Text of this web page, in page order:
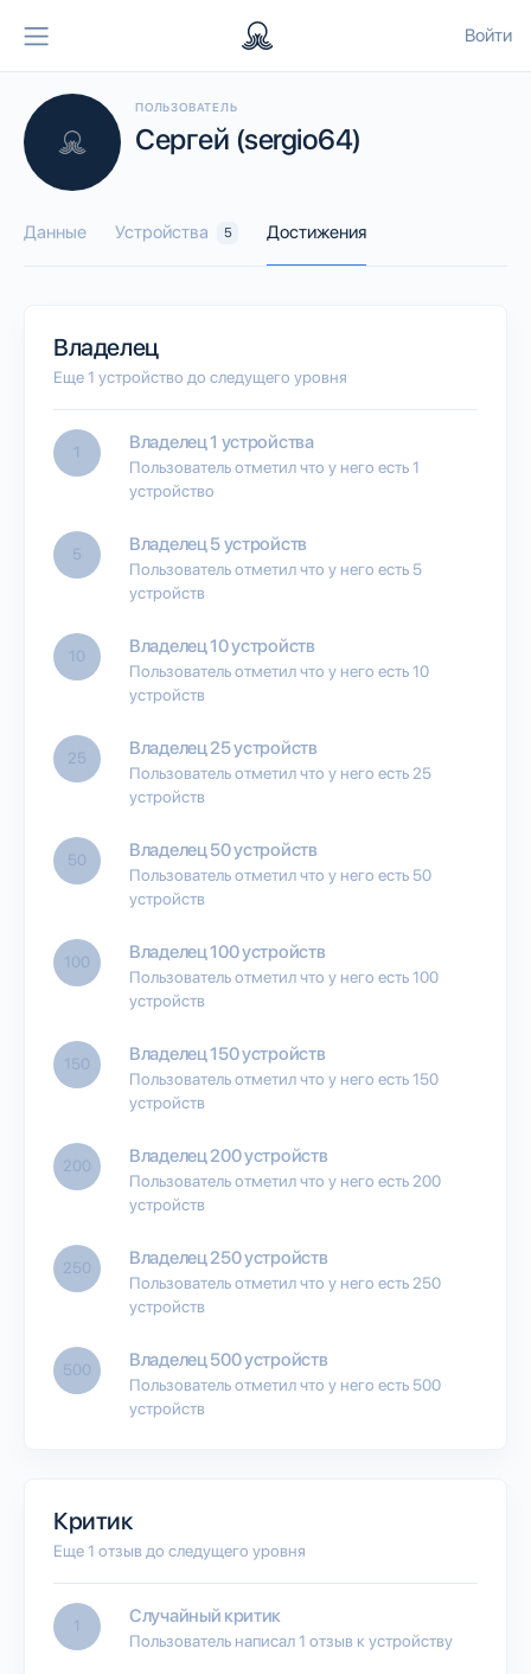
Войти
ПОЛЬЗОВАТЕЛЬ
Сергей (sergio64)
Данные Устройства 5 Достижения
Владелец
Еще 1 устройство до следущего уровня
1 Владелец 1 устройства
Пользователь отметил что у него есть 1
устройство
5 Владелец 5 устройств
Пользователь отметил что у него есть 5
устройств
10 Владелец 10 устройств
Пользователь отметил что у него есть 10
устройств
25 Владелец 25 устройств
Пользователь отметил что у него есть 25
устройств
50 Владелец 50 устройств
Пользователь отметил что у него есть 50
устройств
100 Владелец 100 устройств
Пользователь отметил что у него есть 100
устройств
150 Владелец 150 устройств
Пользователь отметил что у него есть 150
устройств
200 Владелец 200 устройств
Пользователь отметил что у него есть 200
устройств
250 Владелец 250 устройств
Пользователь отметил что у него есть 250
устройств
500 Владелец 500 устройств
Пользователь отметил что у него есть 500
устройств
Критик
Еще 1 отзыв до следущего уровня
1 Случайный критик
Пользователь написал 1 отзыв к устройству